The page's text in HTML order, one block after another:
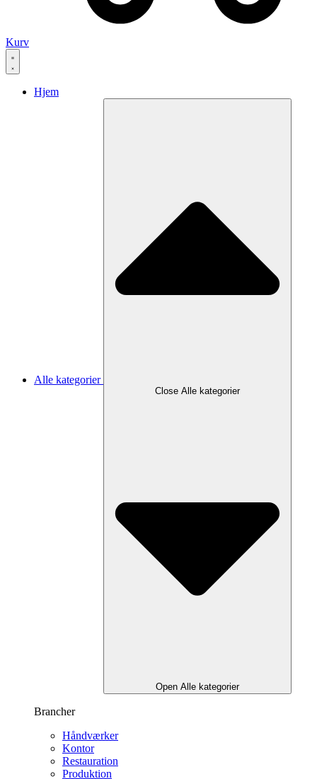
Kurv
Hjem
Alle kategorier
Close Alle kategorier
Open Alle kategorier
Brancher
Håndværker
Kontor
Restauration
Produktion